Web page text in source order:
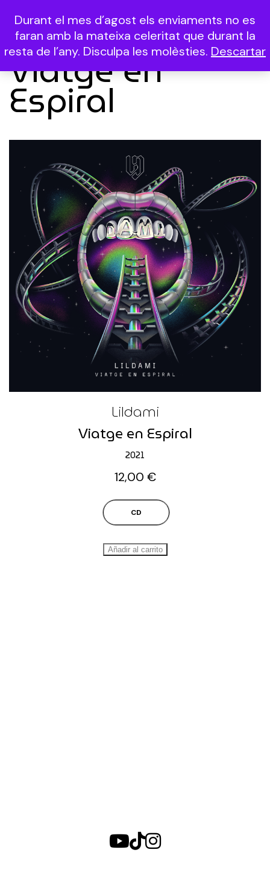
(0)
Viatge en
Espiral
Lildami
Viatge en Espiral
2021
12,00 €
CD
Añadir al carrito
Durant el mes d’agost els enviaments no es
faran amb la mateixa celeritat que durant la
resta de l’any. Disculpa les molèsties. Descartar